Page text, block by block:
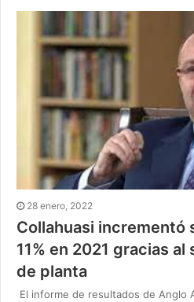
28 enero, 2022
Collahuasi incrementó
11% en 2021 gracias
de planta
El informe de resultados de Anglo